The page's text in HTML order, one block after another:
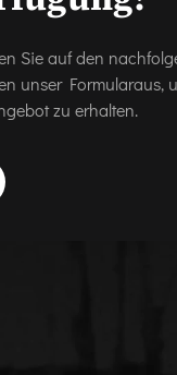
Sie auf den
unser Formularaus,
zu erhalten.